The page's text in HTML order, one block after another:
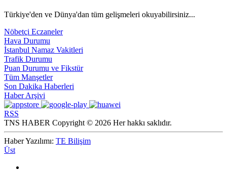
Türkiye'den ve Dünya'dan tüm gelişmeleri okuyabilirsiniz...
Nöbetçi Eczaneler
Hava Durumu
İstanbul Namaz Vakitleri
Trafik Durumu
Puan Durumu ve Fikstür
Tüm Manşetler
Son Dakika Haberleri
Haber Arşivi
RSS
TNS HABER Copyright © 2026 Her hakkı saklıdır.
Haber Yazılımı: TE Bilişim
Üst